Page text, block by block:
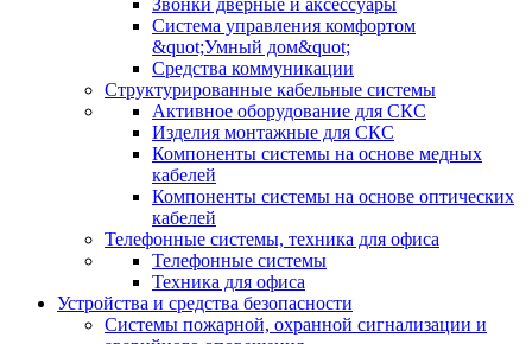
Звонки дверные и аксессуары
Система управления комфортом
&quot;Умный дом&quot;
Средства коммуникации
Структурированные кабельные системы
Активное оборудование для СКС
Изделия монтажные для СКС
Компоненты системы на основе медных
кабелей
Компоненты системы на основе оптических
кабелей
Телефонные системы, техника для офиса
Телефонные системы
Техника для офиса
Устройства и средства безопасности
Системы пожарной, охранной сигнализации и